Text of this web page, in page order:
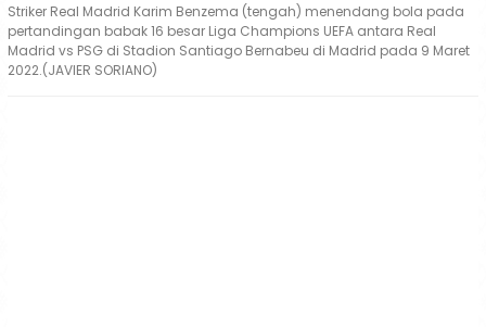
Striker Real Madrid Karim Benzema (tengah) menendang bola pada
pertandingan babak 16 besar Liga Champions UEFA antara Real
Madrid vs PSG di Stadion Santiago Bernabeu di Madrid pada 9 Maret
2022.(JAVIER SORIANO)